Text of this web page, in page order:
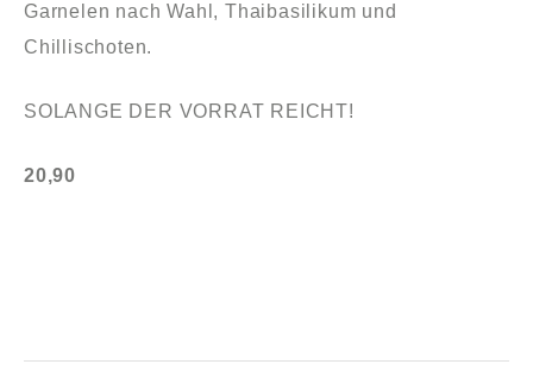
Garnelen nach Wahl, Thaibasilikum und
Chillischoten.
SOLANGE DER VORRAT REICHT!
20,90